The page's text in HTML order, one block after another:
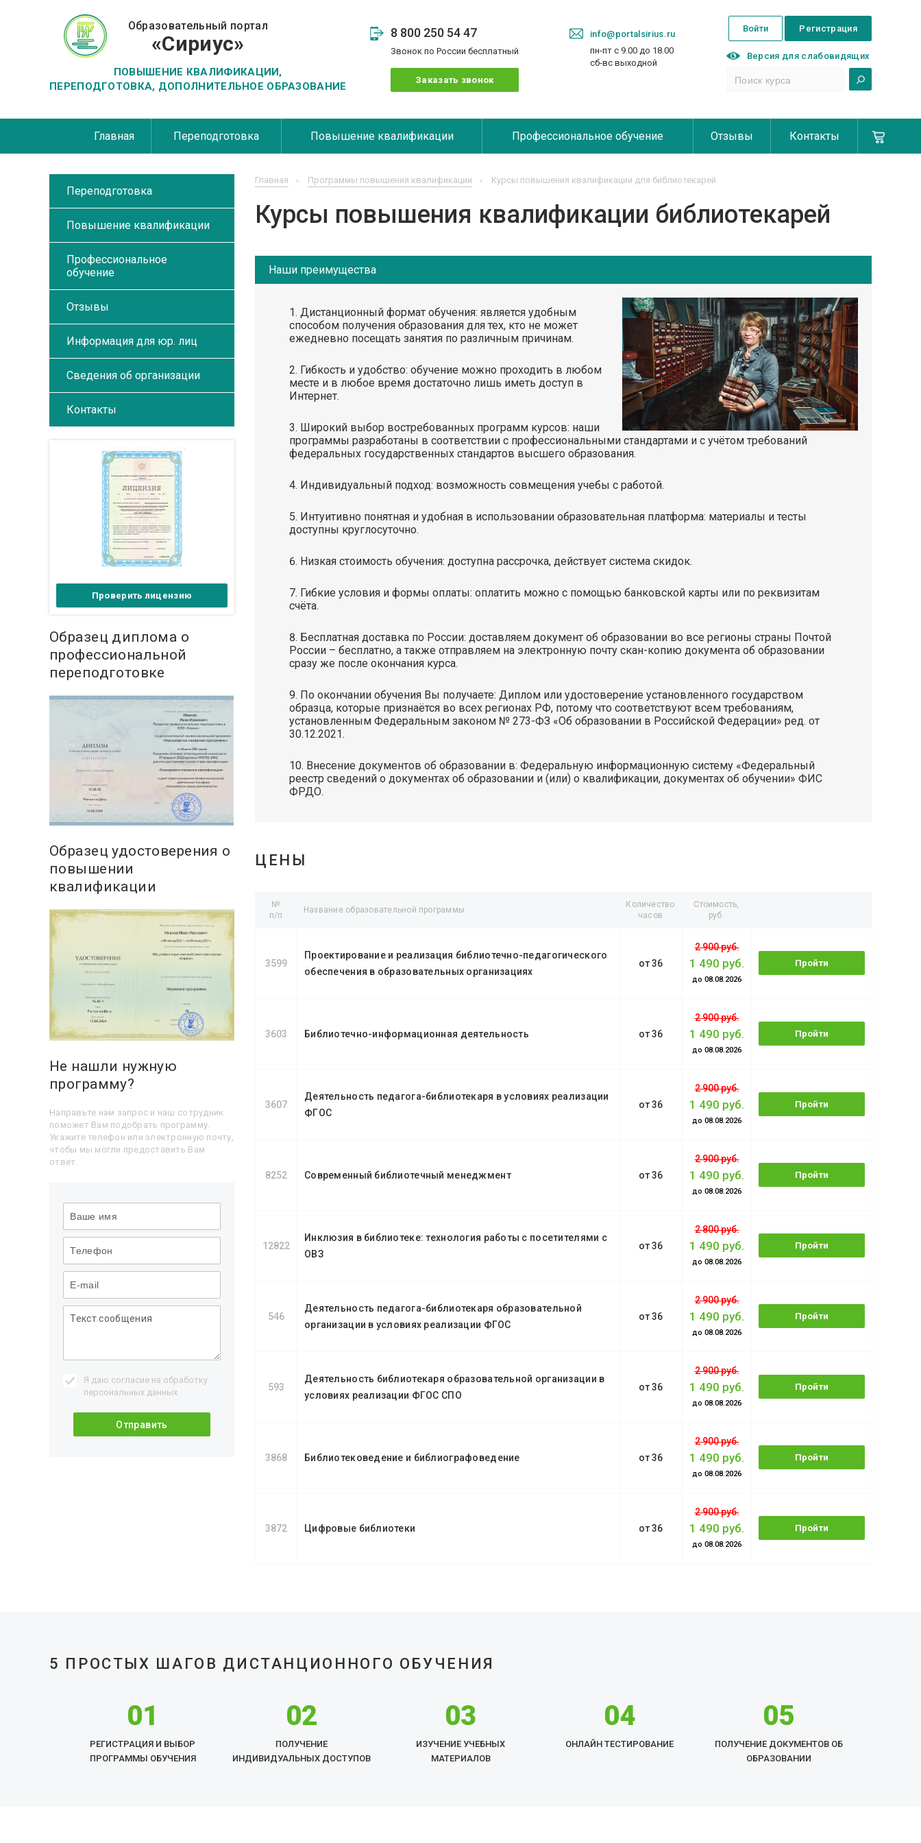
Образовательный портал
«Сириус»
ПОВЫШЕНИЕ КВАЛИФИКАЦИИ,
ПЕРЕПОДГОТОВКА, ДОПОЛНИТЕЛЬНОЕ ОБРАЗОВАНИЕ
8 800 250 54 47
Звонок по России бесплатный
Заказать звонок
info@portalsirius.ru
пн-пт с 9.00 до 18.00
сб-вс выходной
Регистрация
Войти
Версия для слабовидящих
Главная Переподготовка Повышение квалификации Профессиональное обучение Отзывы Контакты
Главная Программы повышения квалификации Курсы повышения квалификации для библиотекарей
Курсы повышения квалификации библиотекарей
Наши преимущества
Дистанционный формат обучения: является удобным
способом получения образования для тех, кто не может
ежедневно посещать занятия по различным причинам.
Гибкость и удобство: обучение можно проходить в любом
месте и в любое время достаточно лишь иметь доступ в
Интернет.
Широкий выбор востребованных программ курсов: наши
программы разработаны в соответствии с профессиональными стандартами и с учётом требований
федеральных государственных стандартов высшего образования.
Индивидуальный подход: возможность совмещения учебы с работой.
Интуитивно понятная и удобная в использовании образовательная платформа: материалы и тесты
доступны круглосуточно.
Низкая стоимость обучения: доступна рассрочка, действует система скидок.
Гибкие условия и формы оплаты: оплатить можно с помощью банковской карты или по реквизитам
счёта.
Бесплатная доставка по России: доставляем документ об образовании во все регионы страны Почтой
России – бесплатно, а также отправляем на электронную почту скан-копию документа об образовании
сразу же после окончания курса.
По окончании обучения Вы получаете: Диплом или удостоверение установленного государством
образца, которые признаётся во всех регионах РФ, потому что соответствуют всем требованиям,
установленным Федеральным законом № 273-ФЗ «Об образовании в Российской Федерации» ред. от
30.12.2021.
Внесение документов об образовании в: Федеральную информационную систему «Федеральный
реестр сведений о документах об образовании и (или) о квалификации, документах об обучении» ФИС
ФРДО.
ЦЕНЫ
№
п/п
Название образовательной программы
Количество
часов
Стоимость,
руб.
3599
Проектирование и реализация библиотечно-педагогического
обеспечения в образовательных организациях
от 36
2 900 руб.
1 490 руб.
до 08.08.2026
Пройти
3603 Библиотечно-информационная деятельность от 36
2 900 руб.
1 490 руб.
до 08.08.2026
Пройти
3607
Деятельность педагога-библиотекаря в условиях реализации
ФГОС
от 36
2 900 руб.
1 490 руб.
до 08.08.2026
Пройти
8252 Современный библиотечный менеджмент от 36
2 900 руб.
1 490 руб.
до 08.08.2026
Пройти
12822
Инклюзия в библиотеке: технология работы с посетителями с
ОВЗ
от 36
2 800 руб.
1 490 руб.
до 08.08.2026
Пройти
546
Деятельность педагога-библиотекаря образовательной
организации в условиях реализации ФГОС
от 36
2 900 руб.
1 490 руб.
до 08.08.2026
Пройти
593
Деятельность библиотекаря образовательной организации в
условиях реализации ФГОС СПО
от 36
2 900 руб.
1 490 руб.
до 08.08.2026
Пройти
3868 Библиотековедение и библиографоведение от 36
2 900 руб.
1 490 руб.
до 08.08.2026
Пройти
3872 Цифровые библиотеки от 36
2 900 руб.
1 490 руб.
до 08.08.2026
Пройти
Переподготовка
Повышение квалификации
Профессиональное
обучение
Отзывы
Информация для юр. лиц
Сведения об организации
Контакты
Проверить лицензию
Образец диплома о
профессиональной
переподготовке
Образец удостоверения о
повышении
квалификации
Не нашли нужную
программу?
Направьте нам запрос и наш сотрудник
поможет Вам подобрать программу.
Укажите телефон или электронную почту,
чтобы мы могли предоставить Вам
ответ.
Я даю согласие на обработку
персональных данных
5 ПРОСТЫХ ШАГОВ ДИСТАНЦИОННОГО ОБУЧЕНИЯ
01
РЕГИСТРАЦИЯ И ВЫБОР
ПРОГРАММЫ ОБУЧЕНИЯ
02
ПОЛУЧЕНИЕ
ИНДИВИДУАЛЬНЫХ ДОСТУПОВ
03
ИЗУЧЕНИЕ УЧЕБНЫХ
МАТЕРИАЛОВ
04
ОНЛАЙН ТЕСТИРОВАНИЕ
05
ПОЛУЧЕНИЕ ДОКУМЕНТОВ ОБ
ОБРАЗОВАНИИ